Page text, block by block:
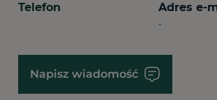
Telefon Adres e-
-
Napisz wiadomość